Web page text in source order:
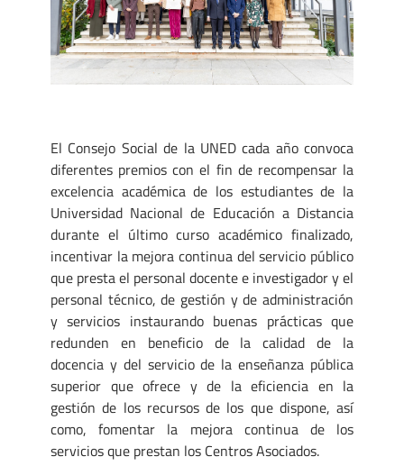
El Consejo Social de la UNED cada año convoca
diferentes premios con el fin de recompensar la
excelencia académica de los estudiantes de la
Universidad Nacional de Educación a Distancia
durante el último curso académico finalizado,
incentivar la mejora continua del servicio público
que presta el personal docente e investigador y el
personal técnico, de gestión y de administración
y servicios instaurando buenas prácticas que
redunden en beneficio de la calidad de la
docencia y del servicio de la enseñanza pública
superior que ofrece y de la eficiencia en la
gestión de los recursos de los que dispone, así
como, fomentar la mejora continua de los
servicios que prestan los Centros Asociados.